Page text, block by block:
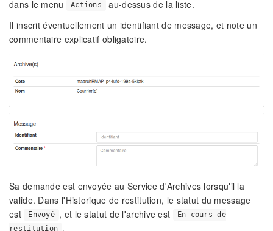
dans le menu Actions
au-dessus de la liste.
Il inscrit éventuellement un identifiant de message, et note un
commentaire explicatif obligatoire.
Sa demande est envoyée au Service d'Archives lorsqu'il la
valide. Dans l'Historique de restitution, le statut du message
est
Envoyé , et le statut de l'archive est
En cours de
restitution .